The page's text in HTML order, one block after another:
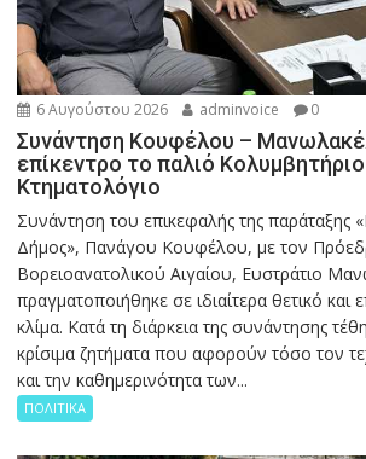
6 Αυγούστου 2026 adminvoice 0
Συνάντηση Κουφέλου –
επίκεντρο το παλιό
Κτηματολόγιο
Συνάντηση του επικεφαλής της παράταξης
Δήμος», Πανάγου Κουφέλου, με τον
Βορειοανατολικού Αιγαίου, Ευστράτιο
πραγματοποιήθηκε σε ιδιαίτερα θετικό και
κλίμα. Κατά τη διάρκεια της συνάντησης
κρίσιμα ζητήματα που αφορούν τόσο τον
και την καθημερινότητα των...
ΠΟΛΙΤΙΚΑ